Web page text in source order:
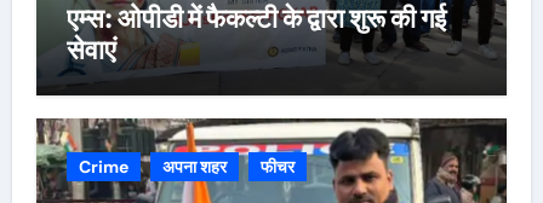
एम्स: ओपीडी में फैकल्टी के द्वारा शुरू की गई
सेवाएं
Crime अपना शहर फीचर